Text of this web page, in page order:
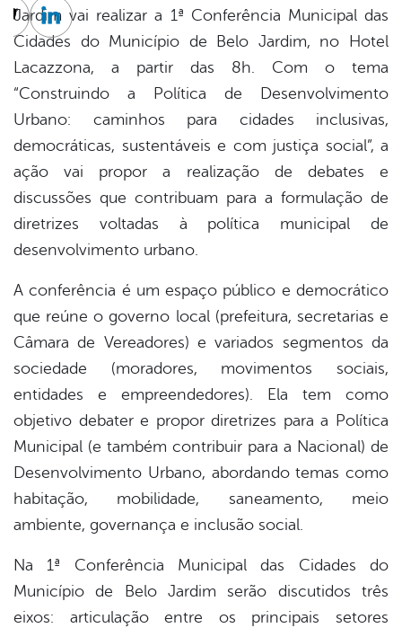
Jardim vai realizar a 1ª Conferência Municipal das
Cidades do Município de Belo Jardim, no Hotel
Lacazzona, a partir das 8h. Com o tema
“Construindo a Política de Desenvolvimento
Urbano: caminhos para cidades inclusivas,
democráticas, sustentáveis e com justiça social”, a
ação vai propor a realização de debates e
discussões que contribuam para a formulação de
diretrizes voltadas à política municipal de
desenvolvimento urbano.
A conferência é um espaço público e democrático
que reúne o governo local (prefeitura, secretarias e
Câmara de Vereadores) e variados segmentos da
sociedade (moradores, movimentos sociais,
entidades e empreendedores). Ela tem como
objetivo debater e propor diretrizes para a Política
Municipal (e também contribuir para a Nacional) de
Desenvolvimento Urbano, abordando temas como
habitação, mobilidade, saneamento, meio
ambiente, governança e inclusão social.
Na 1ª Conferência Municipal das Cidades do
Município de Belo Jardim serão discutidos três
eixos: articulação entre os principais setores
Twitter
Linkedin